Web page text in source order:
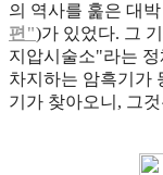
의 역사를 훑은 대
편")가 있었다. 그
지압시술소"라는
차지하는 암흑기가
기가 찾아오니, 그